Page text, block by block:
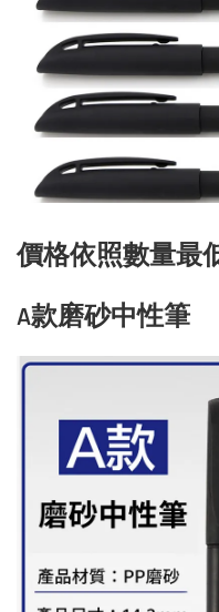
價格依照數量最
A款磨砂中性筆